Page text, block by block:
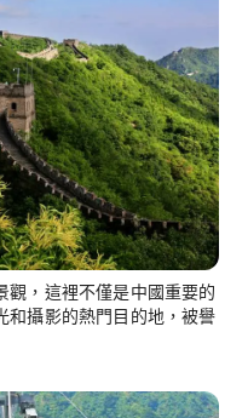
觀，這裡不僅是中國重要的
和攝影的熱門目的地，被譽